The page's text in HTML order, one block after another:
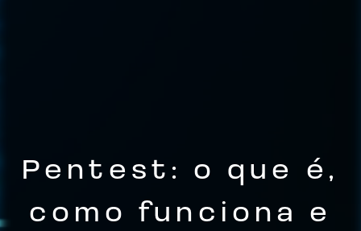
Pentest: o que é,
como funciona e